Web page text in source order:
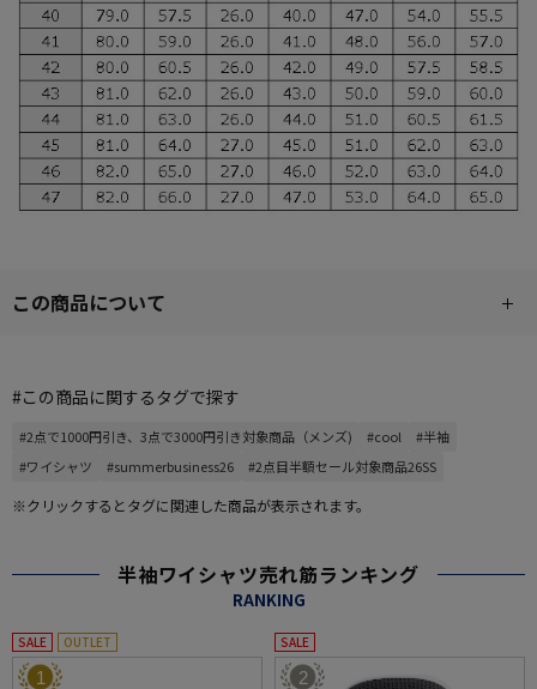
この商品について
#この商品に関するタグで探す
#2点で1000円引き、3点で3000円引き対象商品（メンズ) #cool
#半袖
#ワイシャツ
#summerbusiness26 #2点目半額セール対象商品26SS
※クリックするとタグに関連した商品が表示されます。
半袖ワイシャツ売れ筋ランキング
RANKING
SALE OUTLET
1
SALE
2